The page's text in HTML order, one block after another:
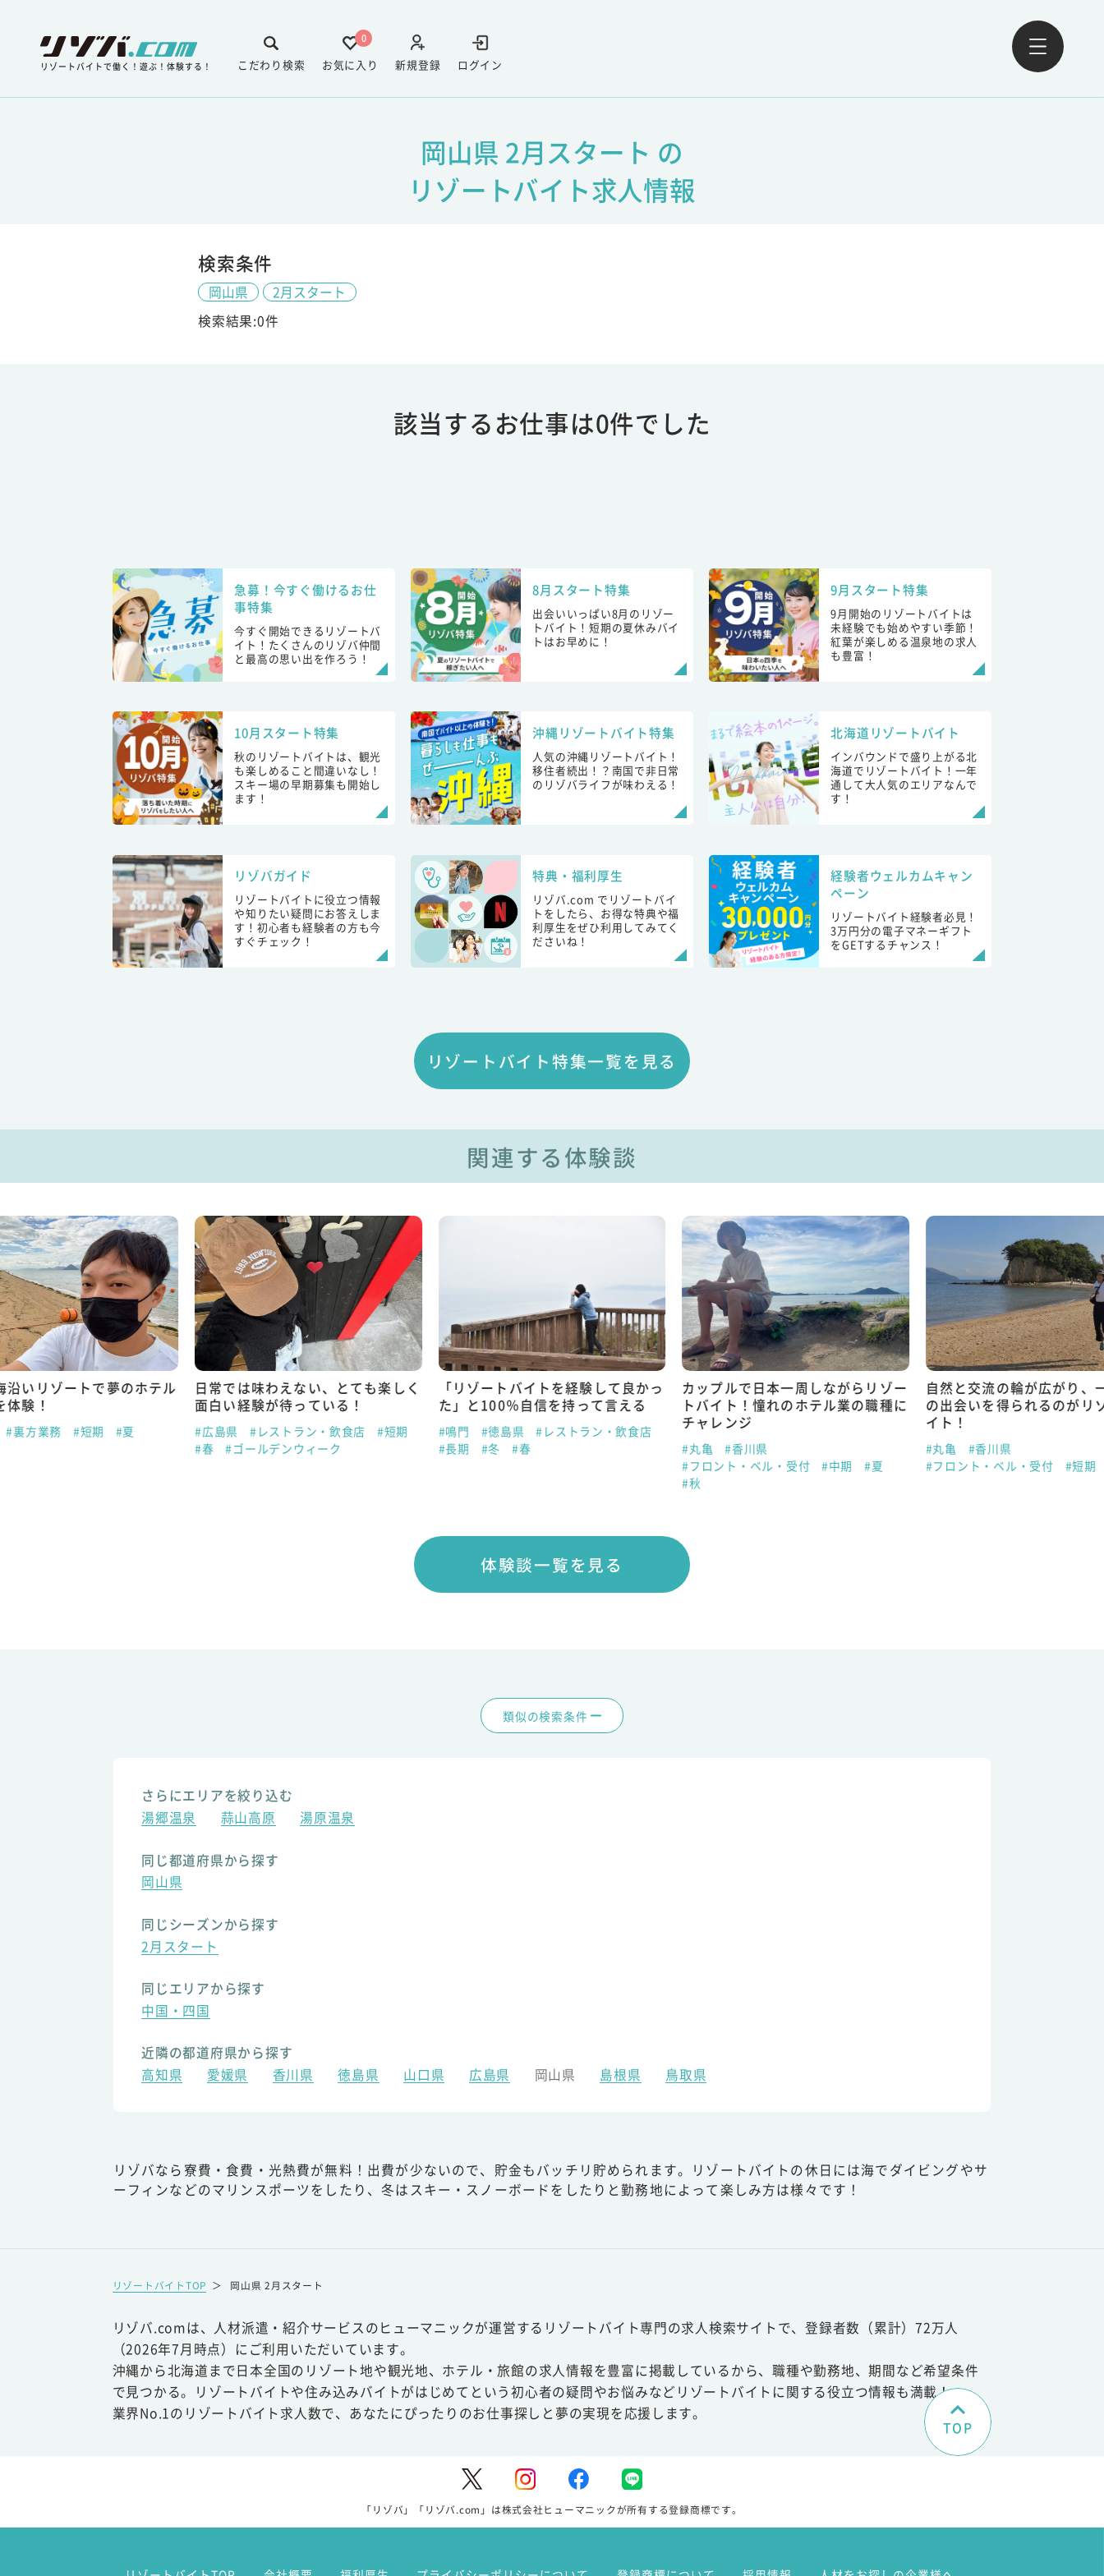
リゾートバイトで働く！遊ぶ！体験する！ ログイン
新規登録
0
お気に入り
こだわり検索
岡山県 2月スタート の
リゾートバイト求人情報
検索条件
岡山県
2月スタート
検索結果:0件
該当するお仕事は0件でした
急募！今すぐ働けるお仕
事特集
今すぐ開始できるリゾートバ
イト！たくさんのリゾバ仲間
と最高の思い出を作ろう！
8月スタート特集
出会いいっぱい8月のリゾー
トバイト！短期の夏休みバイ
トはお早めに！
9月スタート特集
9月開始のリゾートバイトは
未経験でも始めやすい季節！
紅葉が楽しめる温泉地の求人
も豊富！
10月スタート特集
秋のリゾートバイトは、観光
も楽しめること間違いなし！
スキー場の早期募集も開始し
ます！
沖縄リゾートバイト特集
人気の沖縄リゾートバイト！
移住者続出！？南国で非日常
のリゾバライフが味わえる！
北海道リゾートバイト
インバウンドで盛り上がる北
海道でリゾートバイト！一年
通して大人気のエリアなんで
す！
リゾバガイド
リゾートバイトに役立つ情報
や知りたい疑問にお答えしま
す！初心者も経験者の方も今
すぐチェック！
特典・福利厚生
リゾバ.com でリゾートバイ
トをしたら、お得な特典や福
利厚生をぜひ利用してみてく
ださいね！
経験者ウェルカムキャン
ペーン
リゾートバイト経験者必見！
3万円分の電子マネーギフト
をGETするチャンス！
リゾートバイト特集一覧を見る
関連する体験談
沿いリゾートで夢のホテル
体験！
#裏方業務 #短期 #夏
日常では味わえない、とても楽しく
面白い経験が待っている！
#広島県 #レストラン・飲食店
#短期
#春
#ゴールデンウィーク
「リゾートバイトを経験して良かっ
た」と100％自信を持って言える
#鳴門 #徳島県
#レストラン・飲食店
#長期
#冬 #春
カップルで日本一周しながらリゾー
トバイト！憧れのホテル業の職種に
チャレンジ
#丸亀
#香川県
#フロント・ベル・受付
#中期
#夏
#秋
自然と交流の輪が広がり、
の出会いを得られるのがリ
イト！
#丸亀
#香川県
#フロント・ベル・受付
#短期
体験談一覧を見る
類似の検索条件
さらにエリアを絞り込む
湯郷温泉
蒜山高原 湯原温泉
同じ都道府県から探す
岡山県
同じシーズンから探す
2月スタート
同じエリアから探す
中国・四国
近隣の都道府県から探す
高知県
愛媛県 香川県 徳島県 山口県 広島県 岡山県 島根県 鳥取県
リゾバなら寮費・食費・光熱費が無料！出費が少ないので、貯金もバッチリ貯められます。リゾートバイトの休日には海でダイビングやサ
ーフィンなどのマリンスポーツをしたり、冬はスキー・スノーボードをしたりと勤務地によって楽しみ方は様々です！
リゾートバイトTOP ＞ 岡山県 2月スタート
リゾバ.comは、人材派遣・紹介サービスのヒューマニックが運営するリゾートバイト専門の求人検索サイトで、登録者数（累計）72万人
（2026年7月時点）にご利用いただいています。
沖縄から北海道まで日本全国のリゾート地や観光地、ホテル・旅館の求人情報を豊富に掲載しているから、職種や勤務地、期間など希望条件
で見つかる。リゾートバイトや住み込みバイトがはじめてという初心者の疑問やお悩みなどリゾートバイトに関する役立つ情報も満載！
業界No.1のリゾートバイト求人数で、あなたにぴったりのお仕事探しと夢の実現を応援します。
TOP
「リゾバ」「リゾバ.com」は株式会社ヒューマニックが所有する登録商標です。